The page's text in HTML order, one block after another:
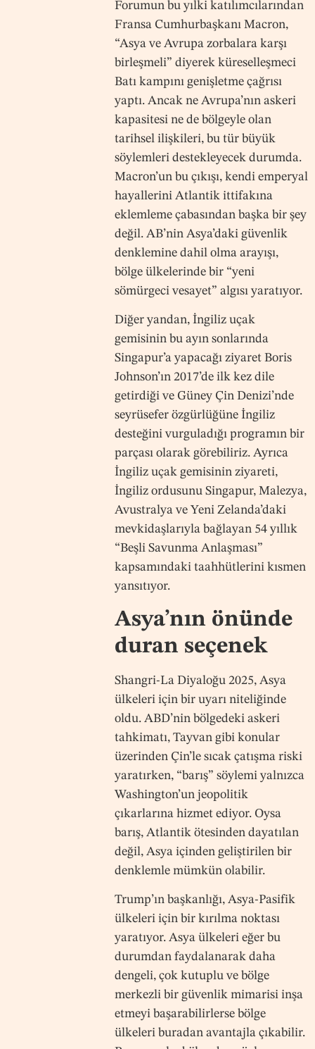
Forumun bu yılki katılımcılarından
Fransa Cumhurbaşkanı Macron,
“Asya ve Avrupa zorbalara karşı
birleşmeli” diyerek küreselleşmeci
Batı kampını genişletme çağrısı
yaptı. Ancak ne Avrupa’nın askeri
kapasitesi ne de bölgeyle olan
tarihsel ilişkileri, bu tür büyük
söylemleri destekleyecek durumda.
Macron’un bu çıkışı, kendi emperyal
hayallerini Atlantik ittifakına
eklemleme çabasından başka bir şey
değil. AB’nin Asya’daki güvenlik
denklemine dahil olma arayışı,
bölge ülkelerinde bir “yeni
sömürgeci vesayet” algısı yaratıyor.
Diğer yandan, İngiliz uçak
gemisinin bu ayın sonlarında
Singapur’a yapacağı ziyaret Boris
Johnson’ın 2017’de ilk kez dile
getirdiği ve Güney Çin Denizi’nde
seyrüsefer özgürlüğüne İngiliz
desteğini vurguladığı programın bir
parçası olarak görebiliriz. Ayrıca
İngiliz uçak gemisinin ziyareti,
İngiliz ordusunu Singapur, Malezya,
Avustralya ve Yeni Zelanda’daki
mevkidaşlarıyla bağlayan 54 yıllık
“Beşli Savunma Anlaşması”
kapsamındaki taahhütlerini kısmen
yansıtıyor.
Asya’nın önünde
duran seçenek
Shangri-La Diyaloğu 2025, Asya
ülkeleri için bir uyarı niteliğinde
oldu. ABD’nin bölgedeki askeri
tahkimatı, Tayvan gibi konular
üzerinden Çin’le sıcak çatışma riski
yaratırken, “barış” söylemi yalnızca
Washington’un jeopolitik
çıkarlarına hizmet ediyor. Oysa
barış, Atlantik ötesinden dayatılan
değil, Asya içinden geliştirilen bir
denklemle mümkün olabilir.
Trump’ın başkanlığı, Asya-Pasifik
ülkeleri için bir kırılma noktası
yaratıyor. Asya ülkeleri eğer bu
durumdan faydalanarak daha
dengeli, çok kutuplu ve bölge
merkezli bir güvenlik mimarisi inşa
etmeyi başarabilirlerse bölge
ülkeleri buradan avantajla çıkabilir.